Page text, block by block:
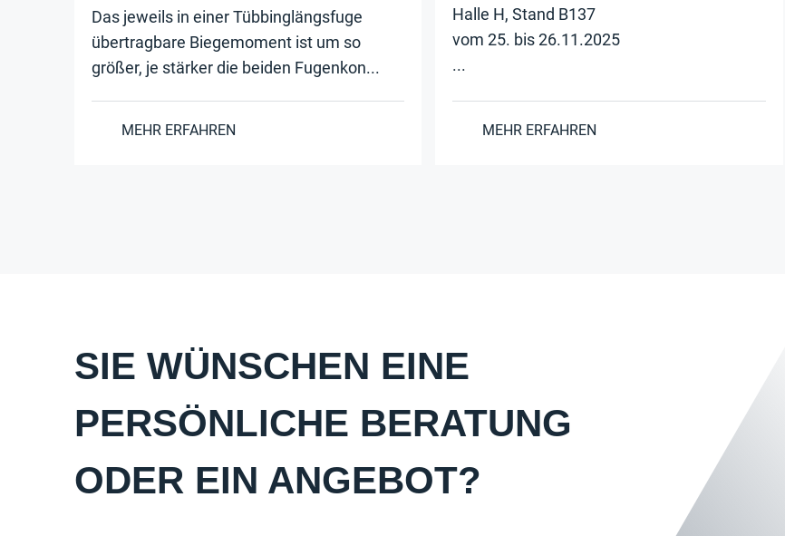
Das jeweils in einer Tübbinglängsfuge
übertragbare Biegemoment ist um so
größer, je stärker die beiden Fugenkon...
MEHR ERFAHREN
Halle H, Stand B137
vom 25. bis 26.11.2025
...
MEHR ERFAHREN
SIE WÜNSCHEN EINE
PERSÖNLICHE BERATUNG
ODER EIN ANGEBOT?